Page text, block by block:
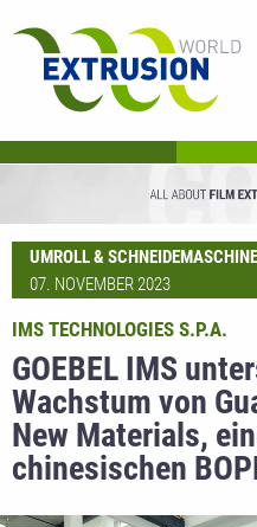
UMROLL &
07. NOVEMBER 2023
GOEBEL IMS
Wachstum von
New Materials,
chinesischen
IMS TECHNOLOGIES S.P.A.